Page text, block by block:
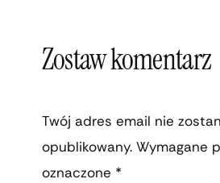
Zostaw komentarz
Twój adres email nie
opublikowany. Wymagane
oznaczone *